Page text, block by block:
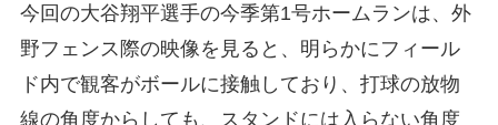
今回の大谷翔平選手の今季第1号ホームランは、外
野フェンス際の映像を見ると、明らかにフィール
ド内で観客がボールに接触しており、打球の放物
線の角度からしても、スタンドには入らない角度